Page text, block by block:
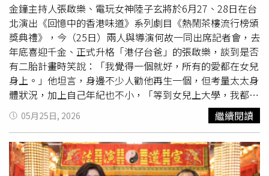
金鐘主持人張啟樂、電玩女神陸子玄將於6月27、28日在台
北演出《回憶中的香港味道》系列劇目《熱鬧茶樓流行榜頒
獎典禮》，今（25日）兩人與導演何故一同出席記者會，去
年底喜迎千金、正式升格「港仔台爸」的張啟樂，談到是否
有二胎計畫時笑說：「我覺得一個就好，所有的愛都在女兒
身上。」他坦言，身邊不少人勸他再生一個，但考量太太身
體狀況，加上自己年紀也不小，「等到女兒上大學，我都快
70歲了」。張啟樂透露，太太本身有多囊性體質，當初懷孕
其實並不容易，「老天爺對我很好，一次就中」。他透露老
婆很怕痛，等了3天最後剖腹生產，也讓他更加珍惜如今的
家庭生活。升格當爸後，他對工作態度也有了轉變，「以前
比較有理想，預算少一點可能還是會接，現在會比較現實，
05月25日, 2026 繼續閱讀